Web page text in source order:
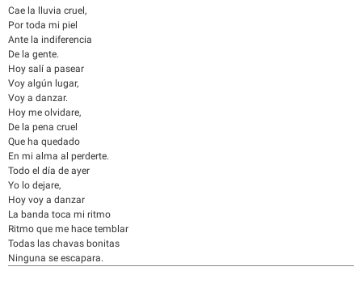
Cae la lluvia cruel,
Por toda mi piel
Ante la indiferencia
De la gente.
Hoy salí a pasear
Voy algún lugar,
Voy a danzar.
Hoy me olvidare,
De la pena cruel
Que ha quedado
En mi alma al perderte.
Todo el día de ayer
Yo lo dejare,
Hoy voy a danzar
La banda toca mi ritmo
Ritmo que me hace temblar
Todas las chavas bonitas
Ninguna se escapara.